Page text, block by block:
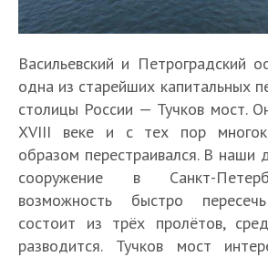
Васильевский и Петроградский
одна из старейших капитальных
столицы России — Тучков мост.
XVIII веке и с тех пор
образом перестраивался. В наши
сооружение в Санкт-
возможность быстро
состоит из трёх пролётов,
разводится. Тучков мост